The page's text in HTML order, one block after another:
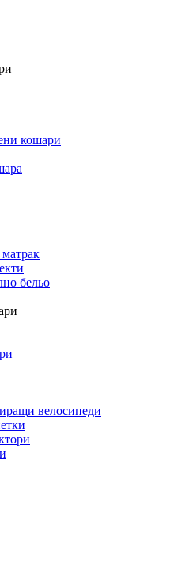
кошари
бельо
велосипеди